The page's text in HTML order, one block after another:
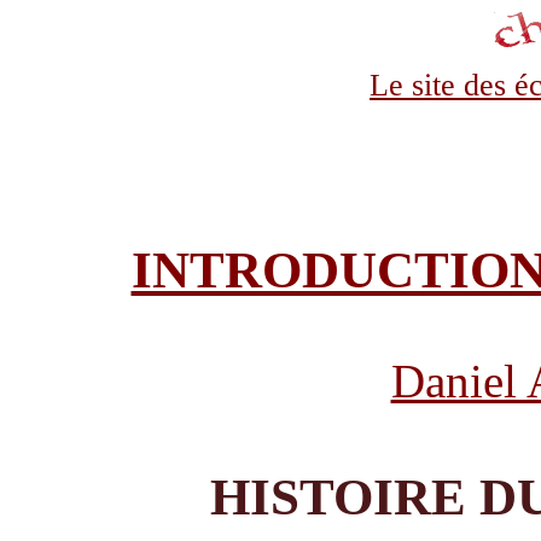
Le site des
Daniel
HISTOIRE